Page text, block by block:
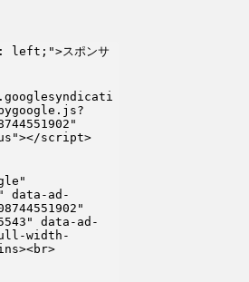
スポンサ
script>
data-ad-
data-ad-
width-